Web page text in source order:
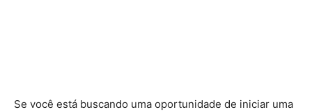
Se você está buscando uma oportunidade de iniciar uma